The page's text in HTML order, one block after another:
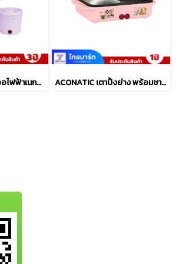
SMART HOME หม้ออไฟฟ้าเนกประสงค์ 1 ลิตร รุ่น SFP450 ACONATIC เตาปิ้งย่าง พร้อมชาบู รุ่น AN-PSG1225